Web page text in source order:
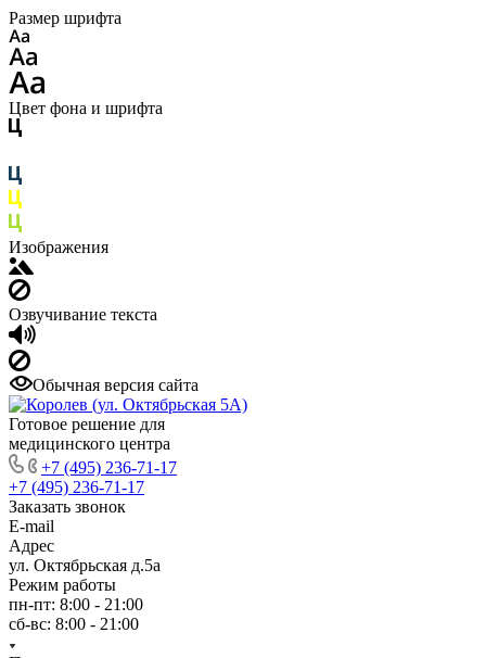
Размер шрифта
Цвет фона и шрифта
Изображения
Озвучивание текста
Обычная версия сайта
Готовое решение для
медицинского центра
+7 (495) 236-71-17
+7 (495) 236-71-17
Заказать звонок
E-mail
Адрес
ул. Октябрьская д.5а
Режим работы
пн-пт: 8:00 - 21:00
сб-вс: 8:00 - 21:00